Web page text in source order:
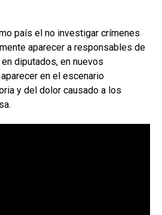
país el no investigar crímenes
aparecer a responsables de
diputados, en nuevos
en el escenario
y del dolor causado a los